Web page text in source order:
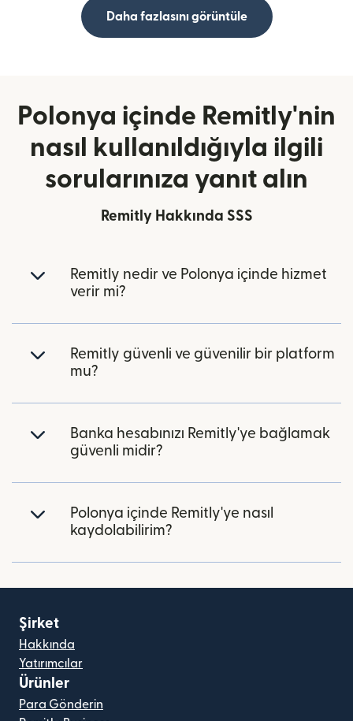
Daha fazlasını görüntüle
Polonya içinde Remitly'nin
nasıl kullanıldığıyla ilgili
sorularınıza yanıt alın
Remitly Hakkında SSS
Remitly nedir ve Polonya içinde hizmet
verir mi?
Remitly güvenli ve güvenilir bir platform
mu?
Banka hesabınızı Remitly'ye bağlamak
güvenli midir?
Polonya içinde Remitly'ye nasıl
kaydolabilirim?
Şirket
Hakkında
Yatırımcılar
Ürünler
Para Gönderin